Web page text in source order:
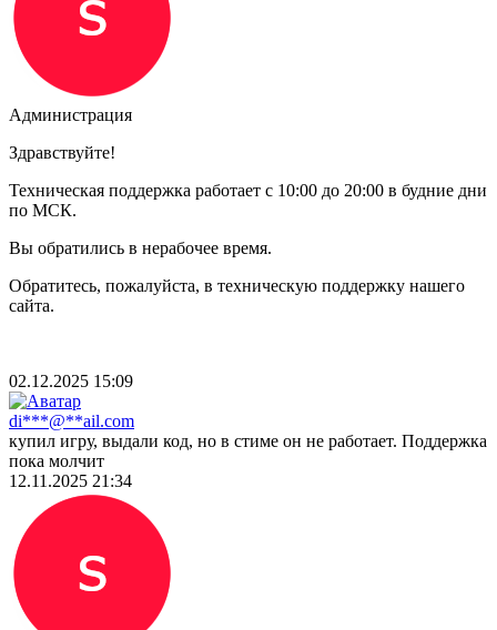
Администрация
Здравствуйте!
Техническая поддержка работает с 10:00 до 20:00 в будние дни
по МСК.
Вы обратились в нерабочее время.
Обратитесь, пожалуйста, в техническую поддержку нашего
сайта.
02.12.2025 15:09
di***@**ail.com
купил игру, выдали код, но в стиме он не работает. Поддержка
пока молчит
12.11.2025 21:34